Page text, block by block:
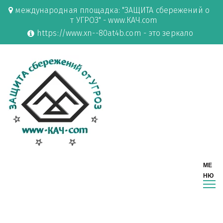
международная площадка: "ЗАЩИТА сбережений о
т УГРОЗ" - www.КАЧ.com
https://www.xn--80at4b.com - это зеркало